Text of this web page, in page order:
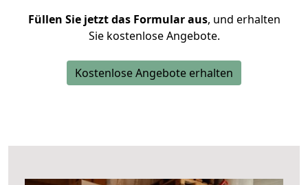
Füllen Sie jetzt das Formular aus, und erhalten
Sie kostenlose Angebote.
Kostenlose Angebote erhalten